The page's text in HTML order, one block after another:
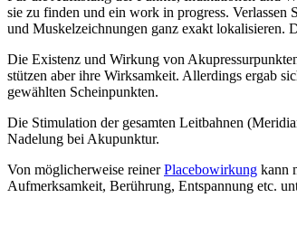
sie zu finden und ein work in progress. Verlassen
und Muskelzeichnungen ganz exakt lokalisieren.
Die Existenz und Wirkung von
stützen aber ihre Wirksamkeit. Allerdings ergab
gewählten Scheinpunkten.
Die Stimulation der gesamten Leitbahnen
Nadelung bei Akupunktur.
Von möglicherweise reinerPlacebowirkung kann
Aufmerksamkeit, Berührung, Entspannung etc.